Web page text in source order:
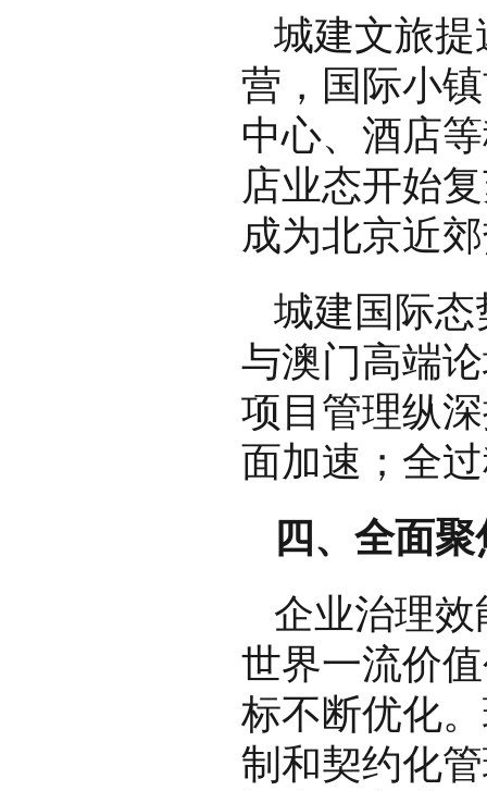
城建文旅
营，国际小
中心、酒店
店业态开始
成为北京近
城建国际态
与澳门高端
项目管理纵
面加速；全
四、全面
企业治理
世界一流价
标不断优化
制和契约化